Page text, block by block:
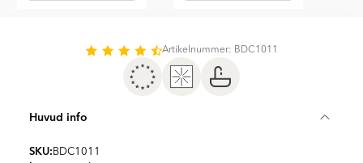
Artikelnummer: BDC1011
Huvud info
SKU: BDC1011